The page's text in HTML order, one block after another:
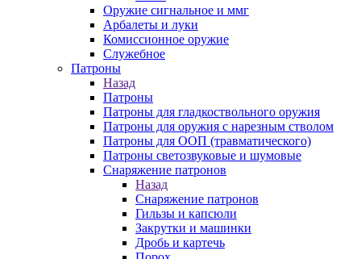
Оружие сигнальное и ммг
Арбалеты и луки
Комиссионное оружие
Служебное
Патроны
Назад
Патроны
Патроны для гладкоствольного оружия
Патроны для оружия с нарезным стволом
Патроны для ООП (травматического)
Патроны светозвуковые и шумовые
Снаряжение патронов
Назад
Снаряжение патронов
Гильзы и капсюли
Закрутки и машинки
Дробь и картечь